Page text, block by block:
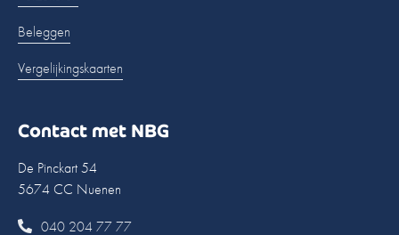
Beleggen
Vergelijkingskaarten
Contact met NBG
De Pinckart 54
5674 CC Nuenen
040 204 77 77